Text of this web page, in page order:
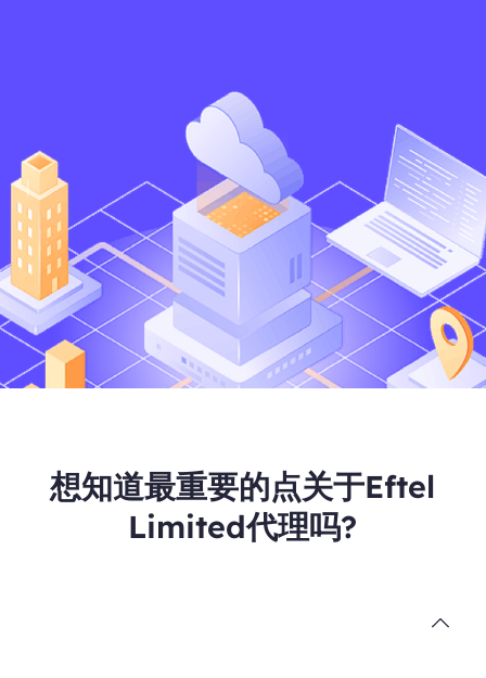
想知道最重要的点关于Eftel
Limited代理吗?